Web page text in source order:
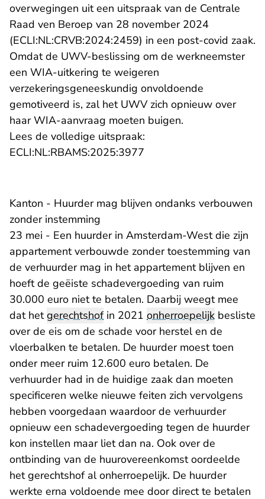
overwegingen uit een uitspraak van de Centrale
Raad ven Beroep van 28 november 2024
(ECLI:NL:CRVB:2024:2459- U verlaat Rechtspraak.nl
) in een post-covid zaak.
Omdat de UWV-beslissing om de werkneemster
een WIA-uitkering te weigeren
verzekeringsgeneeskundig onvoldoende
gemotiveerd is, zal het UWV zich opnieuw over
haar WIA-aanvraag moeten buigen.
Lees de volledige uitspraak:
ECLI:NL:RBAMS:2025:3977
Kanton - Huurder mag blijven ondanks verbouwen
zonder instemming
23 mei - Een huurder in Amsterdam-West die zijn
appartement verbouwde zonder toestemming van
de verhuurder mag in het appartement blijven en
hoeft de geëiste schadevergoeding van ruim
30.000 euro niet te betalen. Daarbij weegt mee
dat hetgerechtshofin 2021 onherroepelijk besliste
over de eis om de schade voor herstel en de
vloerbalken te betalen. De huurder moest toen
onder meer ruim 12.600 euro betalen. De
verhuurder had in de huidige zaak dan moeten
specificeren welke nieuwe feiten zich vervolgens
hebben voorgedaan waardoor de verhuurder
opnieuw een schadevergoeding tegen de huurder
kon instellen maar liet dan na. Ook over de
ontbinding van de huurovereenkomst oordeelde
het gerechtshof al onherroepelijk. De huurder
werkte erna voldoende mee door direct te betalen